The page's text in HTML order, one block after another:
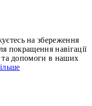
на збереження
покращення навігації
та допомоги в наших